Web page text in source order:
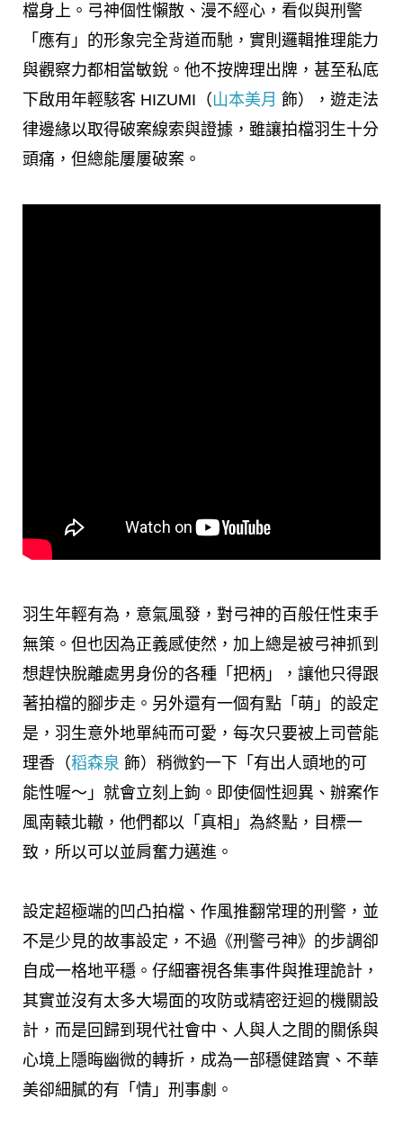
檔身上。弓神個性懶散、漫不經心，看似與刑警
「應有」的形象完全背道而馳，實則邏輯推理能力
與觀察力都相當敏銳。他不按牌理出牌，甚至私底
下啟用年輕駭客 HIZUMI（山本美月 飾），遊走法
律邊緣以取得破案線索與證據，雖讓拍檔羽生十分
頭痛，但總能屢屢破案。
羽生年輕有為，意氣風發，對弓神的百般任性束手
無策。但也因為正義感使然，加上總是被弓神抓到
想趕快脫離處男身份的各種「把柄」，讓他只得跟
著拍檔的腳步走。另外還有一個有點「萌」的設定
是，羽生意外地單純而可愛，每次只要被上司菅能
理香（稻森泉 飾）稍微釣一下「有出人頭地的可
能性喔～」就會立刻上鉤。即使個性迥異、辦案作
風南轅北轍，他們都以「真相」為終點，目標一
致，所以可以並肩奮力邁進。
設定超極端的凹凸拍檔、作風推翻常理的刑警，並
不是少見的故事設定，不過《刑警弓神》的步調卻
自成一格地平穩。仔細審視各集事件與推理詭計，
其實並沒有太多大場面的攻防或精密迂迴的機關設
計，而是回歸到現代社會中、人與人之間的關係與
心境上隱晦幽微的轉折，成為一部穩健踏實、不華
美卻細膩的有「情」刑事劇。